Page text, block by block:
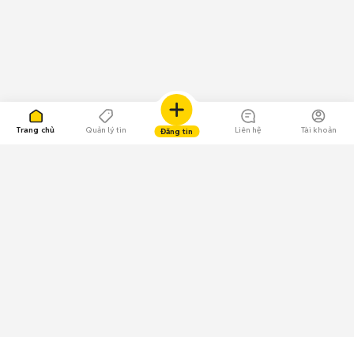
Trang chủ Quản lý tin Đăng tin Liên hệ Tài khoản